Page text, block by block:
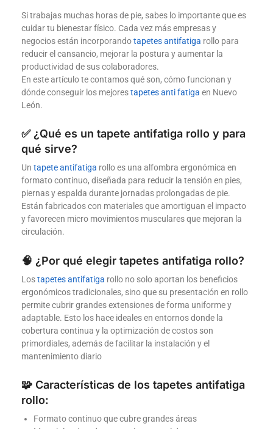
Si trabajas muchas horas de pie, sabes lo importante que es
cuidar tu bienestar físico. Cada vez más empresas y
negocios están incorporandotapetes antifatiga rollo para
reducir el cansancio, mejorar la postura y aumentar la
productividad de sus colaboradores.
En este artículo te contamos qué son, cómo funcionan y
dónde conseguir los mejorestapetes anti fatiga en Nuevo
León.
✅ ¿Qué es un tapete antifatiga rollo y para
qué sirve?
Un tapete antifatiga rollo es una alfombra ergonómica en
formato continuo, diseñada para reducir la tensión en pies,
piernas y espalda durante jornadas prolongadas de pie.
Están fabricados con materiales que amortiguan el impacto
y favorecen micro movimientos musculares que mejoran la
circulación.
🧠 ¿Por qué elegir tapetes antifatiga rollo?
Lostapetes antifatiga rollo no solo aportan los beneficios
ergonómicos tradicionales, sino que su presentación en rollo
permite cubrir grandes extensiones de forma uniforme y
adaptable. Esto los hace ideales en entornos donde la
cobertura continua y la optimización de costos son
primordiales, además de facilitar la instalación y el
mantenimiento diario
🧩 Características de los tapetes antifatiga
rollo:
Formato continuo que cubre grandes áreas